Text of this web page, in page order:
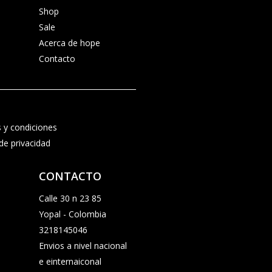
Shop
Sale
Acerca de hope
Contacto
y condiciones
privacidad
CONTACTO
Calle 30 n 23 85
Yopal - Colombia
3218145046
Envios a nivel nacional
e einternaiconal